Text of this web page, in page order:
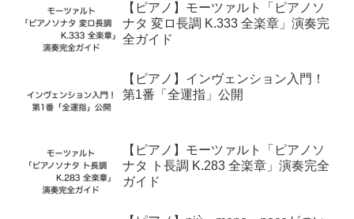
【ピアノ】モーツァルト「ピアノソ
ナタ 変ロ長調 K.333 全楽章」演奏完
全ガイド
【ピアノ】インヴェンション入門！
第1番「全運指」公開
【ピアノ】モーツァルト「ピアノソ
ナタ ト長調 K.283 全楽章」演奏完全
ガイド